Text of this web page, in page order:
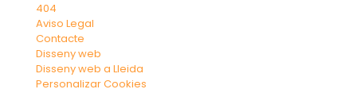
404
Aviso Legal
Contacte
Disseny web
Disseny web a Lleida
Personalizar Cookies